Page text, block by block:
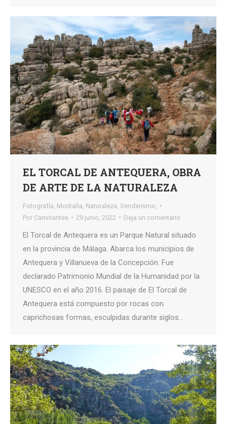
EL TORCAL DE ANTEQUERA, OBRA
DE ARTE DE LA NATURALEZA
Fotografía Montaña Naturaleza Senderismo,
Por Caminantes 29 junio, 2022 Deja un comentario
El Torcal de Antequera es un Parque Natural situado
en la provincia de Málaga. Abarca los municipios de
Antequera y Villanueva de la Concepción. Fue
declarado Patrimonio Mundial de la Humanidad por la
UNESCO en el año 2016. El paisaje de El Torcal de
Antequera está compuesto por rocas con
caprichosas formas, esculpidas durante siglos…